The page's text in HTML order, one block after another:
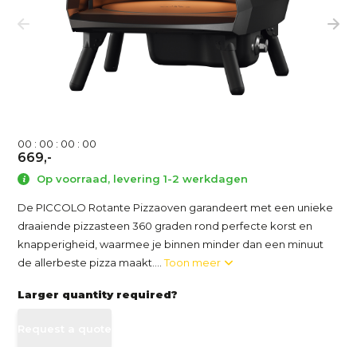
00 : 00 : 00 : 00
669,-
Op voorraad, levering 1-2 werkdagen
De PICCOLO Rotante Pizzaoven garandeert met een unieke
draaiende pizzasteen 360 graden rond perfecte korst en
knapperigheid, waarmee je binnen minder dan een minuut
de allerbeste pizza maakt....Toon meer
Larger quantity required?